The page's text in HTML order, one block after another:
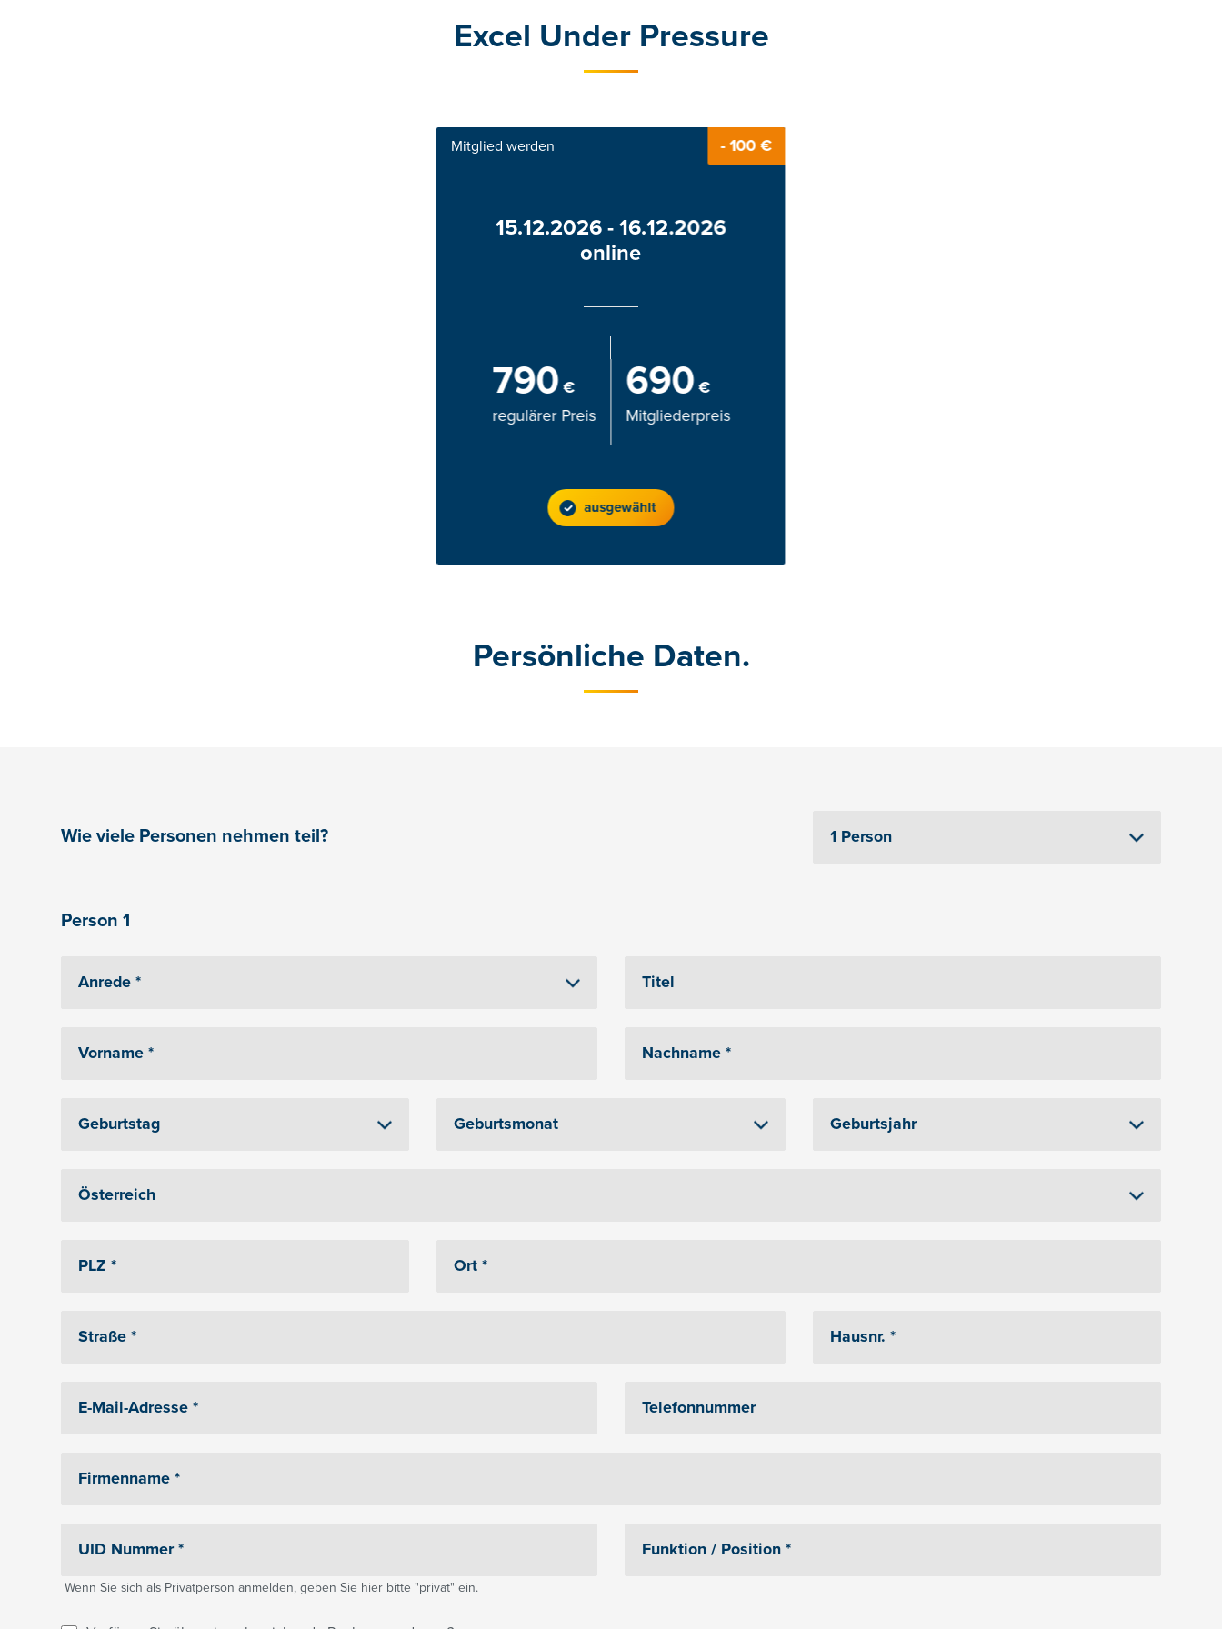
Excel Under Pressure
Mitglied werden - 100 €
15.12.2026 - 16.12.2026
online
790€
regulärer Preis
690€
Mitgliederpreis
ausgewählt
Persönliche Daten.
Wie viele Personen nehmen teil?
Person 1
Wenn Sie sich als Privatperson anmelden, geben Sie hier bitte "privat" ein.